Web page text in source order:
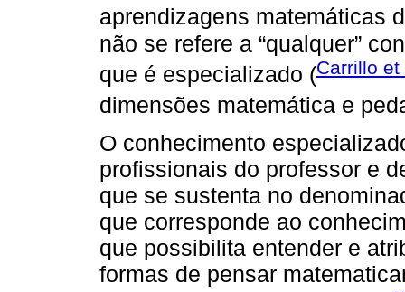
aprendizagens matemáticas
não se refere a “qualquer”
que é especializado (Carrillo
dimensões matemática e
O conhecimento
profissionais do professor e
que se sustenta no
que corresponde ao
que possibilita entender e
formas de pensar